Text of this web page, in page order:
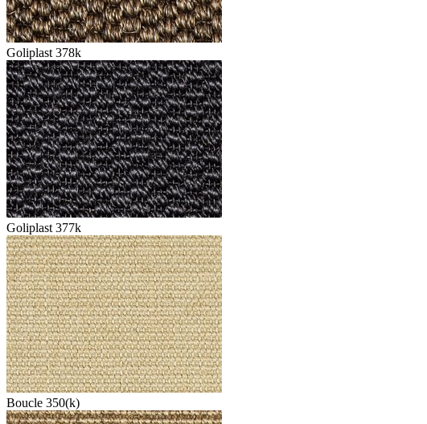
Goliplast 378k
Goliplast 377k
Boucle 350(k)